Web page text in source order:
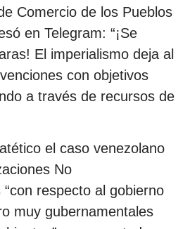
Comercio de los Pueblos
en Telegram: “¡Se
El imperialismo deja al
con objetivos
a través de recursos de
el caso venezolano
No
respecto al gobierno
muy gubernamentales